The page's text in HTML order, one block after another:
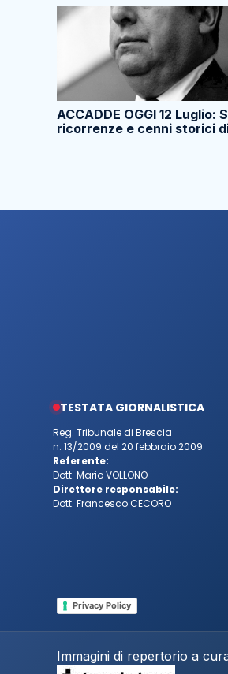
ACCADDE OGGI 12 Luglio:
ricorrenze e cenni storici
TESTATA GIORNALISTICA
Reg. Tribunale di Brescia
n. 13/2009 del 20 febbraio 2009
Referente:
Dott. Mario VOLLONO
Direttore responsabile:
Dott. Francesco CECORO
Privacy Policy
Immagini di repertorio a